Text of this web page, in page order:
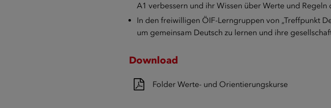
A1 verbessern und ihr Wissen über Werte und Regeln
In den freiwilligen ÖIF-Lerngruppen von „Treffpunkt
um gemeinsam Deutsch zu lernen und ihre
Download
Folder Werte- und Orientierungskurse